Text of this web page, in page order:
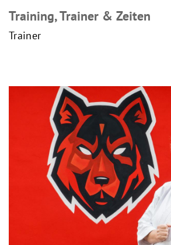
Training, Trainer & Zeiten
Trainer